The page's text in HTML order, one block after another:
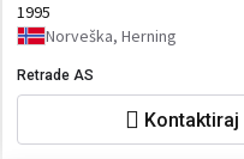
1995
Norveška, Herning
Retrade AS